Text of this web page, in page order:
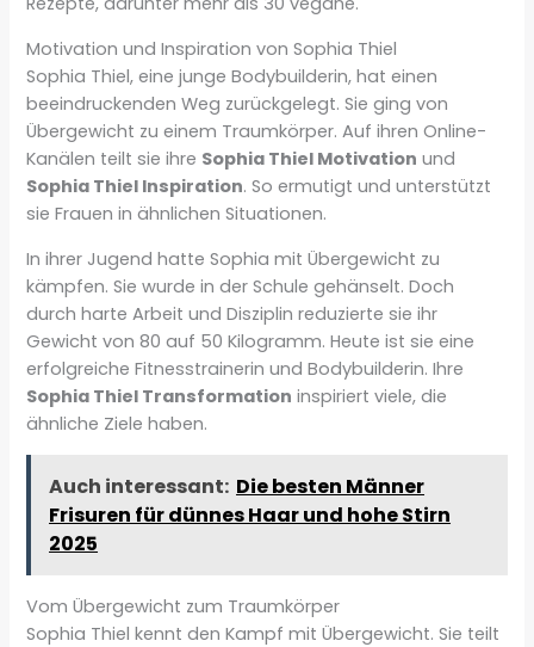
Motivation und Inspiration von Sophia Thiel
Sophia Thiel, eine junge Bodybuilderin, hat einen
beeindruckenden Weg zurückgelegt. Sie ging von
Übergewicht zu einem Traumkörper. Auf ihren Online-
Kanälen teilt sie ihre Sophia Thiel Motivation und
Sophia Thiel Inspiration. So ermutigt und unterstützt
sie Frauen in ähnlichen Situationen.
In ihrer Jugend hatte Sophia mit Übergewicht zu
kämpfen. Sie wurde in der Schule gehänselt. Doch
durch harte Arbeit und Disziplin reduzierte sie ihr
Gewicht von 80 auf 50 Kilogramm. Heute ist sie eine
erfolgreiche Fitnesstrainerin und Bodybuilderin. Ihre
Sophia Thiel Transformation inspiriert viele, die
ähnliche Ziele haben.
Auch interessant: Die besten Männer
Frisuren für dünnes Haar und hohe Stirn
2025
Vom Übergewicht zum Traumkörper
Sophia Thiel kennt den Kampf mit Übergewicht. Sie teilt